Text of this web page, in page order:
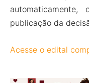
publicação da
Acesse o edital